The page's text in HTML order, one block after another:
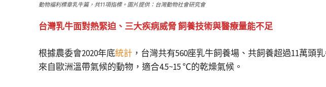
動物福利標章乳牛篇，共11項指標。圖片提供：台灣動物社會研究會
台灣乳牛面對熱緊迫、三大疾病威脅 飼養技術與醫療量能不足
根據農委會2020年底統計 ，台灣共有560座乳牛飼養場、共飼養超過11萬頭
來自歐洲溫帶氣候的動物，適合4.5~15 ℃的乾燥氣候。